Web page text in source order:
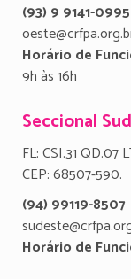
(93) 9 9141-0995
Horário de
9h às 16h
Seccional
FL: CSI.31 QD.07
CEP: 68507-590.
(94) 99119-8507
Horário de